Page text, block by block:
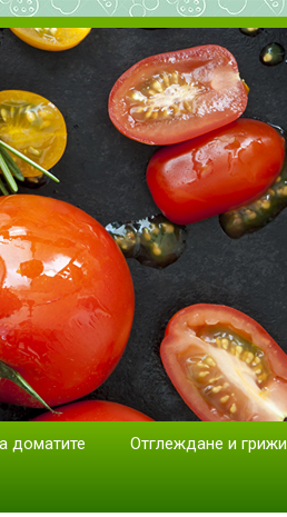
и разсад.
доматите Отглеждане и грижи